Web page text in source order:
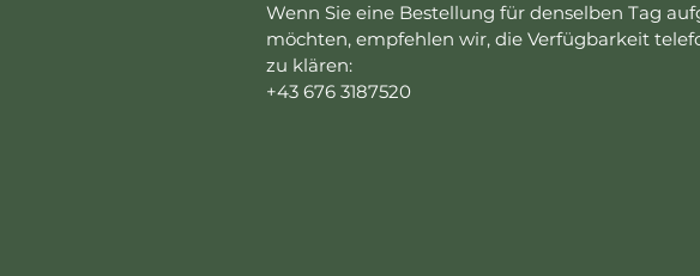
Wenn Sie eine Bestellung für denselben Tag
möchten, empfehlen wir, die Verfügbarkeit
zu klären:
+43 676 3187520